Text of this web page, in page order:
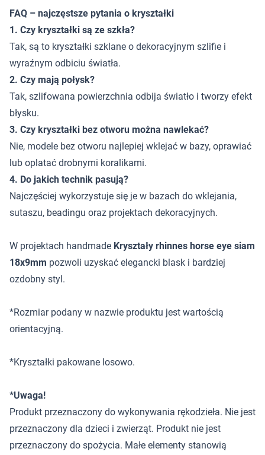
FAQ – najczęstsze pytania o kryształki
1. Czy kryształki są ze szkła?
Tak, są to kryształki szklane o dekoracyjnym szlifie i
wyraźnym odbiciu światła.
2. Czy mają połysk?
Tak, szlifowana powierzchnia odbija światło i tworzy efekt
błysku.
3. Czy kryształki bez otworu można nawlekać?
Nie, modele bez otworu najlepiej wklejać w bazy, oprawiać
lub oplatać drobnymi koralikami.
4. Do jakich technik pasują?
Najczęściej wykorzystuje się je w bazach do wklejania,
sutaszu, beadingu oraz projektach dekoracyjnych.
W projektach handmade Kryształy rhinnes horse eye siam
18x9mm pozwoli uzyskać elegancki blask i bardziej
ozdobny styl.
*Rozmiar podany w nazwie produktu jest wartością
orientacyjną.
*Kryształki pakowane losowo.
*Uwaga!
Produkt przeznaczony do wykonywania rękodzieła. Nie jest
przeznaczony dla dzieci i zwierząt. Produkt nie jest
przeznaczony do spożycia. Małe elementy stanowią